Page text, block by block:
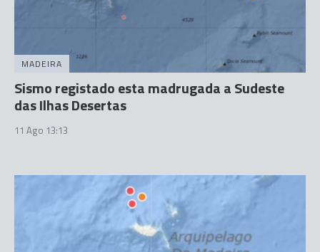
MADEIRA
Sismo registado esta madrugada a Sudeste
das Ilhas Desertas
11 Ago 13:13